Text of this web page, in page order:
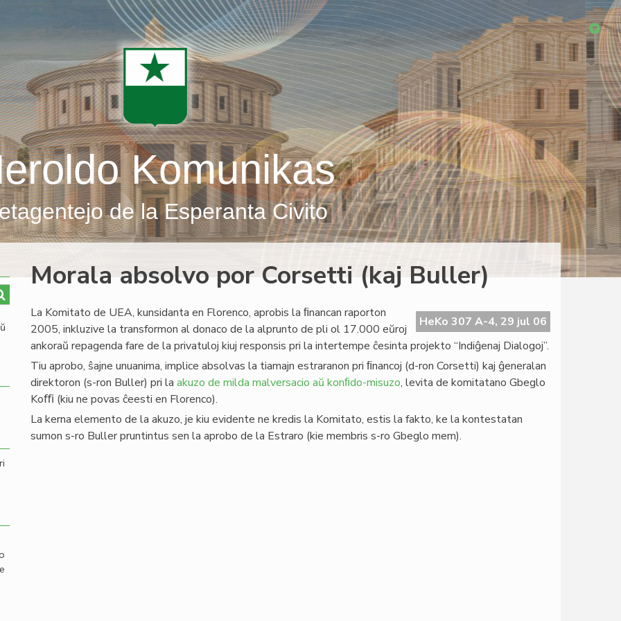
Komunikas
de la Esperanta Civito
Morala absolvo por Corsetti (kaj Buller)
HeKo 307 A-4, 29 jul 06
La Komitato de UEA, kunsidanta en Florenco, aprobis la ﬁnancan raporton
2005, inkluzive la transformon al donaco de la alprunto de pli ol 17.000 eŭroj
ankoraŭ repagenda fare de la privatuloj kiuj responsis pri la intertempe ĉesinta projekto “Indiĝenaj Dialogoj”.
Tiu aprobo, ŝajne unuanima, implice absolvas la tiamajn estraranon pri ﬁnancoj (d-ron Corsetti) kaj ĝeneralan
direktoron (s-ron Buller) pri la akuzo de milda malversacio aŭ konﬁdo-misuzo, levita de komitatano Gbeglo
Koﬃ (kiu ne povas ĉeesti en Florenco).
La kerna elemento de la akuzo, je kiu evidente ne kredis la Komitato, estis la fakto, ke la kontestatan
sumon s-ro Buller pruntintus sen la aprobo de la Estraro (kie membris s-ro Gbeglo mem).